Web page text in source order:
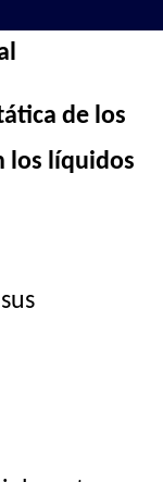
de los
los líquidos